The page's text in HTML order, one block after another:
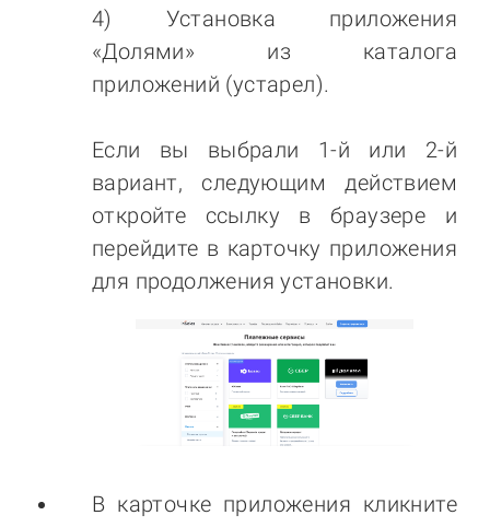
4) Установка приложения
«Долями» из каталога
приложений (устарел).
Если вы выбрали 1-й или 2-й
вариант, следующим действием
откройте ссылку в браузере и
перейдите в карточку приложения
для продолжения установки.
В карточке приложения кликните